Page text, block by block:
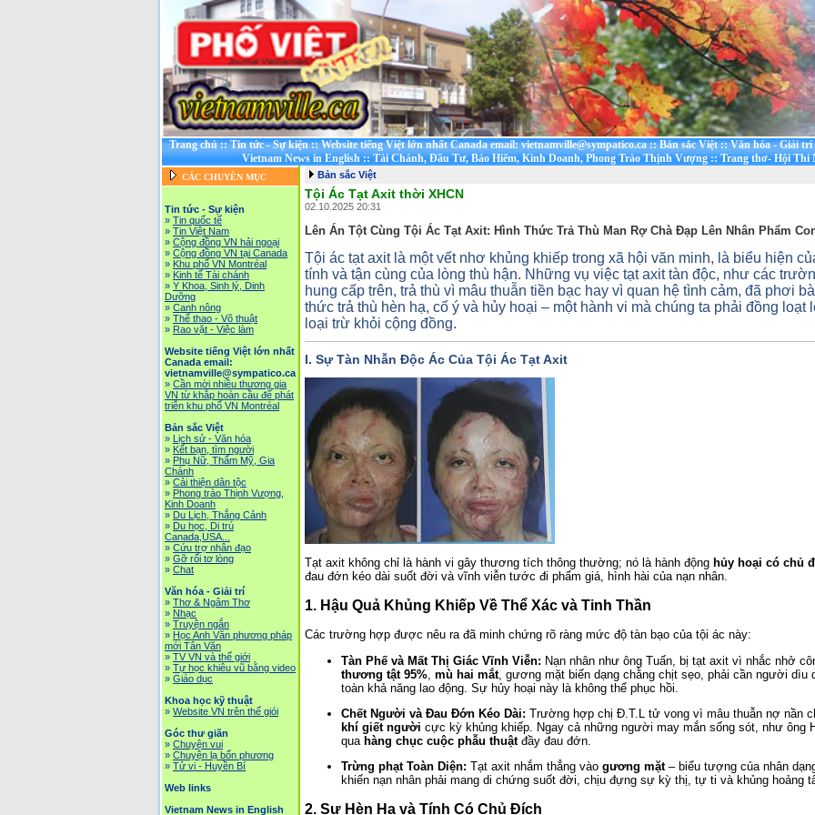
Trang chủ::Tin tức - Sự kiện::Website tiếng Việt lớn nhất Canada email: vietnamville@sympatico.ca::Bản sắc Việt::Văn hóa - Giải trí
Vietnam News in English::Tài Chánh, Đầu Tư, Bảo Hiểm, Kinh Doanh, Phong Trào Thịnh Vượng::Trang thơ- Hội Thi
CÁC CHUYÊN MỤC
Tin tức - Sự kiện
» Tin quốc tế
» Tin Việt Nam
» Cộng đồng VN hải ngoại
» Cộng đồng VN tại Canada
» Khu phố VN Montréal
» Kinh tế Tài chánh
» Y Khoa, Sinh lý, Dinh
Dưỡng
» Canh nông
» Thể thao - Võ thuật
» Rao vặt - Việc làm
Website tiếng Việt lớn nhất
Canada email:
vietnamville@sympatico.ca
» Cần mời nhiều thương gia
VN từ khắp hoàn cầu để phát
triễn khu phố VN Montréal
Bản sắc Việt
» Lịch sử - Văn hóa
» Kết bạn, tìm người
» Phụ Nữ, Thẩm Mỹ, Gia
Chánh
» Cải thiện dân tộc
» Phong trào Thịnh Vượng,
Kinh Doanh
» Du Lịch, Thắng Cảnh
» Du học, Di trú
Canada,USA...
» Cứu trợ nhân đạo
» Gỡ rối tơ lòng
» Chat
Văn hóa - Giải trí
» Thơ & Ngâm Thơ
» Nhạc
» Truyện ngắn
» Học Anh Văn phương pháp
mới Tân Văn
» TV VN và thế giới
» Tự học khiêu vũ bằng video
» Giáo dục
Khoa học kỹ thuật
» Website VN trên thế giói
Góc thư giãn
» Chuyện vui
» Chuyện lạ bốn phương
» Tử vi - Huyền Bí
Web links
Vietnam News in English
Bản sắc Việt
Tội Ác Tạt Axit thời XHCN
02.10.2025 20:31
Lên Án Tột Cùng Tội Ác Tạt Axit: Hình Thức Trả Thù Man Rợ Chà Đạp Lên Nhân Phẩm
Tội ác tạt axit là một vết nhơ khủng khiếp trong xã hội văn minh, là biểu hiện
tính và tận cùng của lòng thù hận. Những vụ việc tạt axit tàn độc, như các
hung cấp trên, trả thù vì mâu thuẫn tiền bạc hay vì quan hệ tình cảm, đã phơi
thức trả thù hèn hạ, cố ý và hủy hoại – một hành vi mà chúng ta phải đồng loạt
loại trừ khỏi cộng đồng.
I. Sự Tàn Nhẫn Độc Ác Của Tội Ác Tạt Axit
Tạt axit không chỉ là hành vi gây thương tích thông thường; nó là hành động hủy hoại có chủ
đau đớn kéo dài suốt đời và vĩnh viễn tước đi phẩm giá, hình hài của nạn nhân.
1. Hậu Quả Khủng Khiếp Về Thể Xác và Tinh Thần
Các trường hợp được nêu ra đã minh chứng rõ ràng mức độ tàn bạo của tội ác này:
Tàn Phế và Mất Thị Giác Vĩnh Viễn: Nạn nhân như ông Tuấn, bị tạt axit vì nhắc nhở
thương tật 95% mù hai mắt, gương mặt biến dạng chằng chịt sẹo, phải cần người dìu
toàn khả năng lao động. Sự hủy hoại này là không thể phục hồi.
Chết Người và Đau Đớn Kéo Dài: Trường hợp chị Đ.T.L tử vong vì mâu thuẫn nợ nần
khí giết người cực kỳ khủng khiếp. Ngay cả những người may mắn sống sót, như ông
qua hàng chục cuộc phẫu thuậtđầy đau đớn.
Trừng phạt Toàn Diện: Tạt axit nhắm thẳng vào gương mặt– biểu tượng của nhân
khiến nạn nhân phải mang di chứng suốt đời, chịu đựng sự kỳ thị, tự ti và khủng hoảng
2. Sự Hèn Hạ và Tính Có Chủ Đích